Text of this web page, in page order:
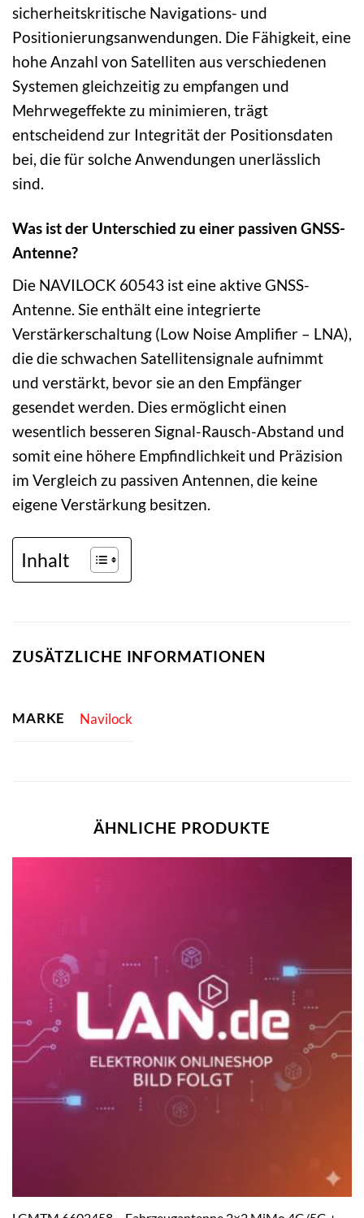
sicherheitskritische Navigations- und
Positionierungsanwendungen. Die Fähigkeit, eine
hohe Anzahl von Satelliten aus verschiedenen
Systemen gleichzeitig zu empfangen und
Mehrwegeffekte zu minimieren, trägt
entscheidend zur Integrität der Positionsdaten
bei, die für solche Anwendungen unerlässlich
sind.
Was ist der Unterschied zu einer passiven GNSS-
Antenne?
Die NAVILOCK 60543 ist eine aktive GNSS-
Antenne. Sie enthält eine integrierte
Verstärkerschaltung (Low Noise Amplifier – LNA),
die die schwachen Satellitensignale aufnimmt
und verstärkt, bevor sie an den Empfänger
gesendet werden. Dies ermöglicht einen
wesentlich besseren Signal-Rausch-Abstand und
somit eine höhere Empfindlichkeit und Präzision
im Vergleich zu passiven Antennen, die keine
eigene Verstärkung besitzen.
Inhalt
ZUSÄTZLICHE INFORMATIONEN
MARKE Navilock
ÄHNLICHE PRODUKTE